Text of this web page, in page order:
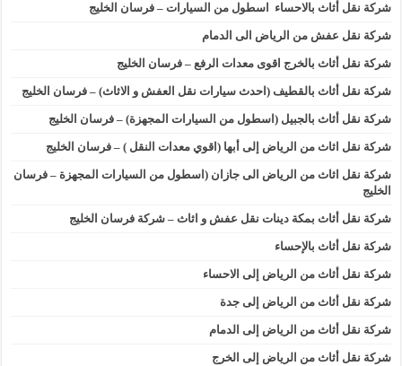
شركة نقل أثاث بالاحساء اسطول من السيارات – فرسان الخليج
شركة نقل عفش من الرياض الى الدمام
شركة نقل أثاث بالخرج اقوى معدات الرفع – فرسان الخليج
شركة نقل أثاث بالقطيف (احدث سيارات نقل العفش و الاثاث) – فرسان الخليج
شركة نقل أثاث بالجبيل (اسطول من السيارات المجهزة) – فرسان الخليج
شركة نقل اثاث من الرياض إلى أبها (اقوي معدات النقل ) – فرسان الخليج
شركة نقل اثاث من الرياض الى جازان (اسطول من السيارات المجهزة – فرسان
الخليج
شركة نقل أثاث بمكة دينات نقل عفش و اثاث – شركة فرسان الخليج
شركة نقل أثاث بالإحساء
شركة نقل أثاث من الرياض إلى الاحساء
شركة نقل أثاث من الرياض إلى جدة
شركة نقل أثاث من الرياض إلى الدمام
شركة نقل أثاث من الرياض إلى الخرج